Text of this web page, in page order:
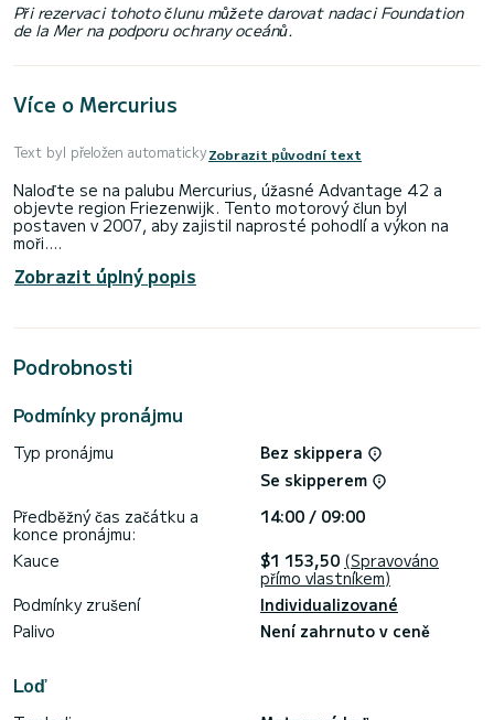
Při rezervaci tohoto člunu můžete darovat nadaci Foundation
de la Mer na podporu ochrany oceánů.
Více o Mercurius
Text byl přeložen automatickyZobrazit původní text
Naloďte se na palubu Mercurius, úžasné Advantage 42 a
objevte region Friezenwijk. Tento motorový člun byl
postaven v 2007, aby zajistil naprosté pohodlí a výkon na
moři.
Loď má 3 kajuty s veškerým komfortem a kapacitu 6 osob. S
celkovou délkou 13 metrů bude vaším nejlepším spojencem
Samboat. Poradce SamBoat odpoví na vaše otázky a nabídne
Zobrazit úplný popis
Podrobnosti
Podmínky pronájmu
Typ pronájmu
Bez skippera
Se skipperem
Předběžný čas začátku a
konce pronájmu:
14:00 / 09:00
Kauce
$1 153,50 (Spravováno
přímo vlastníkem)
Podmínky zrušení
Individualizované
Palivo
Není zahrnuto v ceně
Loď